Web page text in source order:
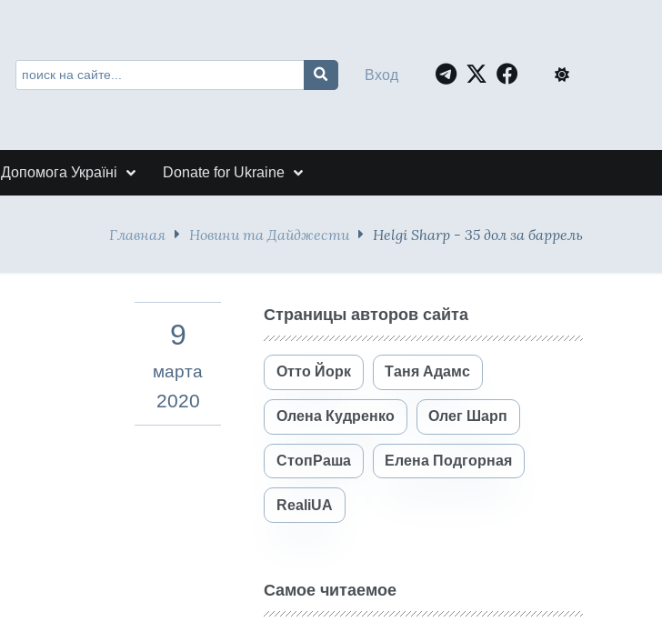
Вход
Допомога Україні Donate for Ukraine
Главная Новини та Дайджести Helgi Sharp - 35 дол за баррель
9
марта
2020
Страницы авторов сайта
Отто Йорк Таня Адамс
Олена Кудренко Олег Шарп
СтопРаша Елена Подгорная
RealiUA
Самое читаемое